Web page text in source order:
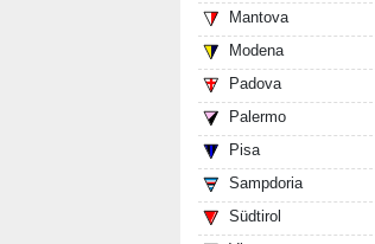
Mantova
Modena
Padova
Palermo
Pisa
Sampdoria
Südtirol